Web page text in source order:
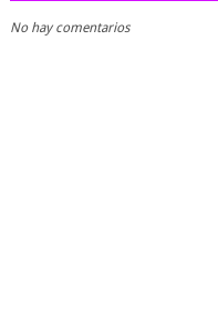
No hay comentarios